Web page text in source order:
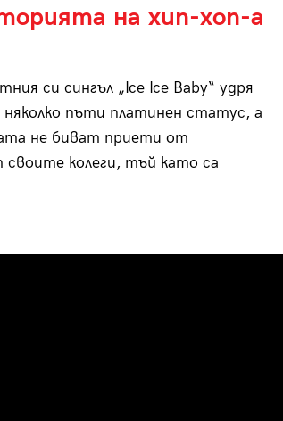
на хип-хоп-а
си сингъл „Ice Ice Baby“ удря
няколко пъти платинен статус, а
не биват приети от
колеги, тъй като са